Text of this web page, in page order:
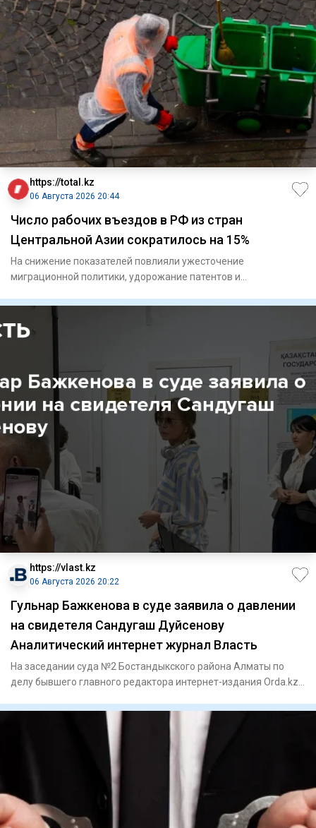
https://total.kz
06 Августа 2026 20:44
Число рабочих въездов в РФ из стран
Центральной Азии сократилось на 15%
На снижение показателей повлияли ужесточение
миграционной политики, удорожание патентов и
https://vlast.kz
06 Августа 2026 20:22
Гульнар Бажкенова в суде заявила о давлении
на свидетеля Сандугаш Дуйсенову
Аналитический интернет журнал Власть
На заседании суда №2 Бостандыкского района Алматы по
делу бывшего главного редактора интернет-издания Orda.kz